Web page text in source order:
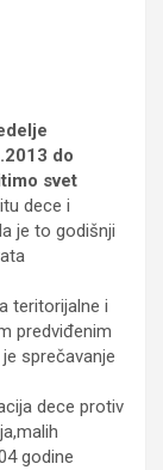
do
svet
dece i
je to godišnji
teritorijalne i
predviđenim
sprečavanje
dece protiv
godine